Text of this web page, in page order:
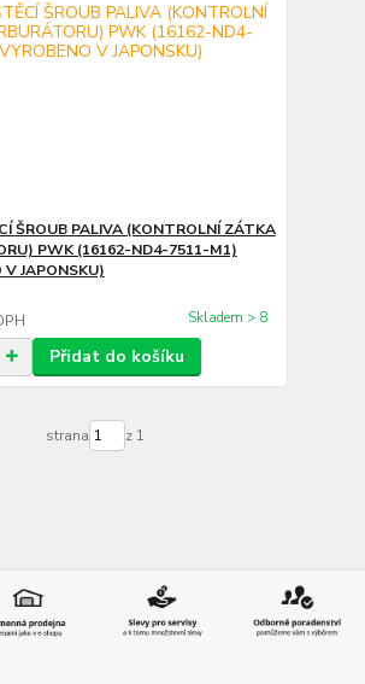
ŠROUB PALIVA (KONTROLNÍ ZÁTKA
PWK (16162-ND4-7511-M1)
V JAPONSKU)
Skladem > 8
Přidat do košíku
strana z 1